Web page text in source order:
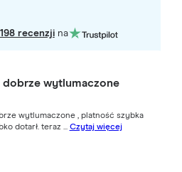
recenzjina
wytlumaczone
wytlumaczone , platność szybka
dotarł. teraz ... Czytaj więcej